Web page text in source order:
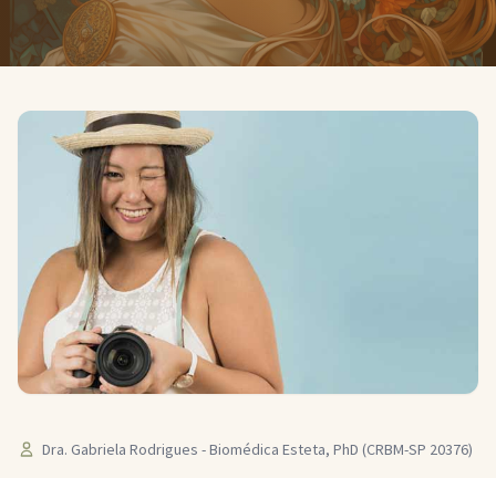
Dra. Gabriela Rodrigues - Biomédica Esteta, PhD (CRBM-SP 20376)